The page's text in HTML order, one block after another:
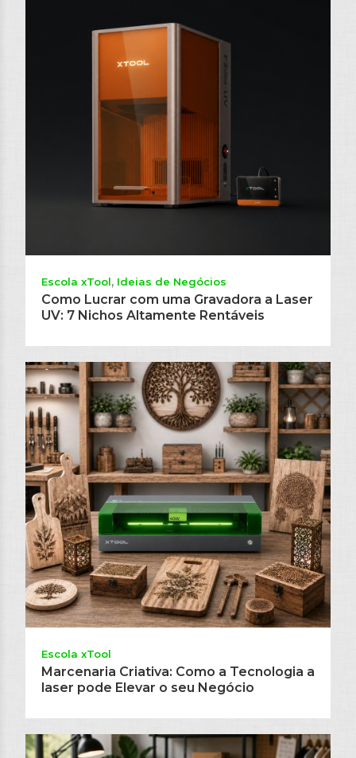
Escola xTool Ideias de Negócios
Como Lucrar com uma Gravadora a Laser
UV: 7 Nichos Altamente Rentáveis
Escola xTool
Marcenaria Criativa: Como a Tecnologia a
laser pode Elevar o seu Negócio